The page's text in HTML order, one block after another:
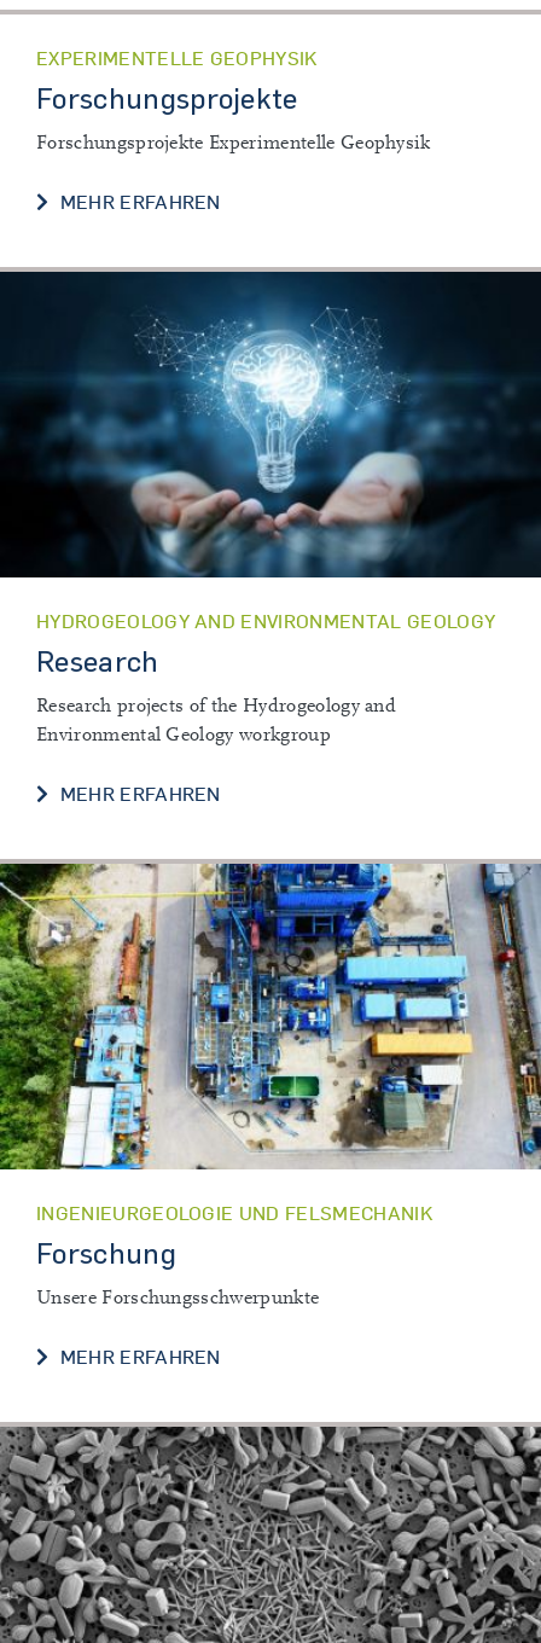
EXPERIMENTELLE GEOPHYSIK
Forschungsprojekte
Forschungsprojekte Experimentelle Geophysik
MEHR ERFAHREN
HYDROGEOLOGY AND ENVIRONMENTAL GEOLOGY
Research
Research projects of the Hydrogeology and
Environmental Geology workgroup
MEHR ERFAHREN
INGENIEURGEOLOGIE UND FELSMECHANIK
Forschung
Unsere Forschungsschwerpunkte
MEHR ERFAHREN